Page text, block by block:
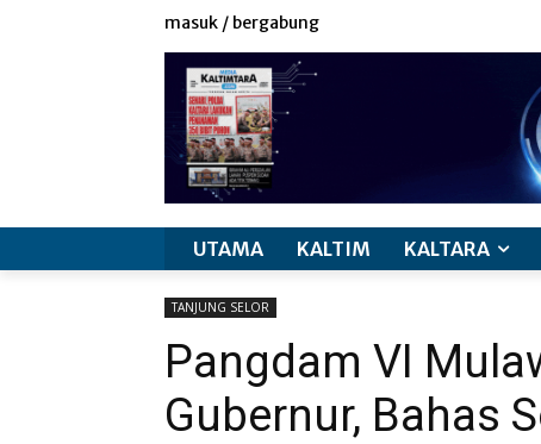
masuk / bergabung
UTAMA KALTIM KALTARA
TANJUNG SELOR
Pangdam VI
Gubernur, Bahas